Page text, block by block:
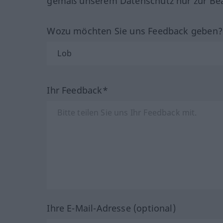
Wozu möchten Sie uns Feedback
Ihr Feedback*
Ihre E-Mail-Adresse (optional)